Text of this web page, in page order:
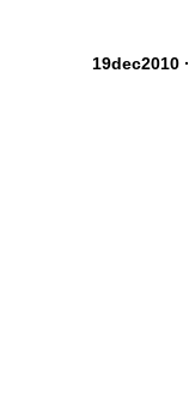
19dec2010 ·